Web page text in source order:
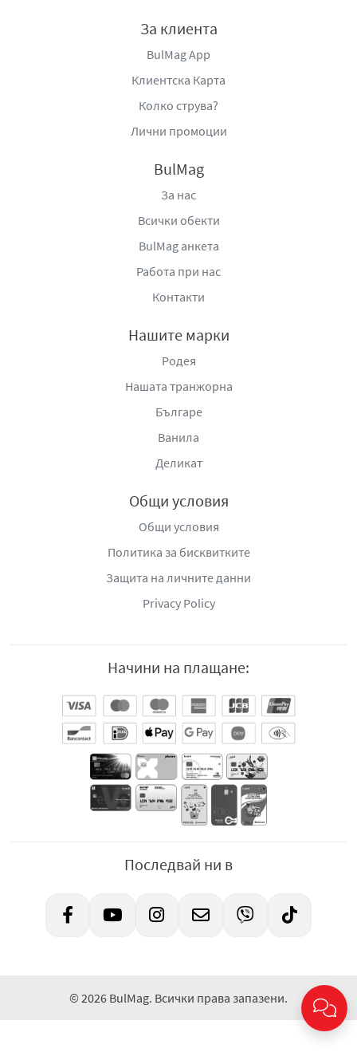
За клиента
BulMag App
Клиентска Карта
Колко струва?
Лични промоции
BulMag
За нас
Всички обекти
BulMag анкета
Работа при нас
Контакти
Нашите марки
Родея
Нашата транжорна
Българе
Ванила
Деликат
Общи условия
Общи условия
Политика за бисквитките
Защита на личните данни
Privacy Policy
Начини на плащане:
Последвай ни в
© 2026 BulMag. Всички права запазени.